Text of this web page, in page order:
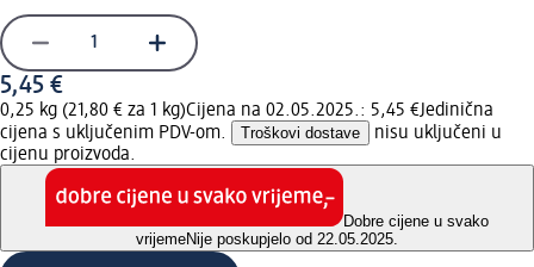
5,45 €
0,25 kg (21,80 € za 1 kg)Cijena na 02.05.2025.: 5,45 €Jedinična
cijena s uključenim PDV-om.
Troškovi dostave
nisu uključeni u
cijenu proizvoda.
Dobre cijene u svako
vrijemeNije poskupjelo od 22.05.2025.